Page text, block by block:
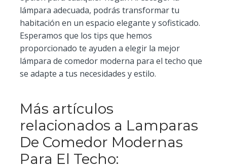
lámpara adecuada, podrás transformar tu
habitación en un espacio elegante y sofisticado.
Esperamos que los tips que hemos
proporcionado te ayuden a elegir la mejor
lámpara de comedor moderna para el techo que
se adapte a tus necesidades y estilo.
Más artículos
relacionados a Lamparas
De Comedor Modernas
Para El Techo: